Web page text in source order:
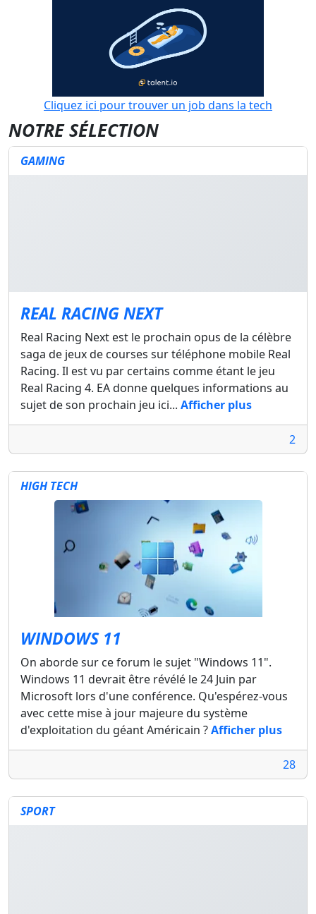
Cliquez ici pour trouver un job dans la tech
NOTRE SÉLECTION
GAMING
REAL RACING NEXT
Real Racing Next est le prochain opus de la célèbre
saga de jeux de courses sur téléphone mobile Real
Racing. Il est vu par certains comme étant le jeu
Real Racing 4. EA donne quelques informations au
sujet de son prochain jeu ici... Afficher plus
2
HIGH TECH
WINDOWS 11
On aborde sur ce forum le sujet "Windows 11".
Windows 11 devrait être révélé le 24 Juin par
Microsoft lors d'une conférence. Qu'espérez-vous
avec cette mise à jour majeure du système
d'exploitation du géant Américain ?Afficher plus
28
SPORT